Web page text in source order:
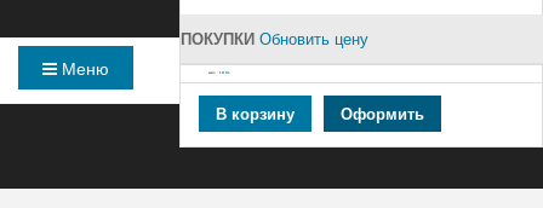
ПОКУПКИ Обновить цену
ВСЕГО : 0,00 PУБ.
В корзину Оформить
Меню
ГЛАВНАЯ